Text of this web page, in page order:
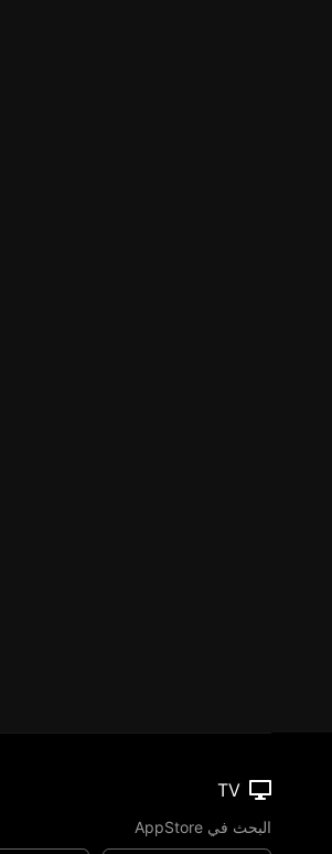
TV
البحث في AppStore